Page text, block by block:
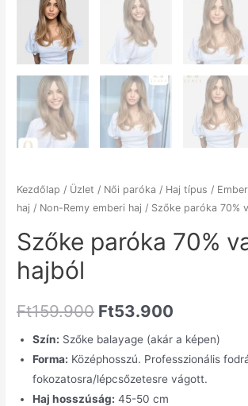
Kezdőlap / Üzlet / Női paróka / Haj típus /
haj / Non-Remy emberi haj / Szőke paróka 70%
Szőke paróka 70%
hajból
Ft159.900 Ft53.900
Szín: Szőke balayage (akár a képen)
Forma: Középhosszú. Professzionális
fokozatosra/lépcsőzetesre vágott.
Haj hosszúság: 45-50 cm